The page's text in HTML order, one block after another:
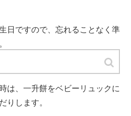
日ですので、忘れることなく準
は、一升餅をベビーリュックに
りします。